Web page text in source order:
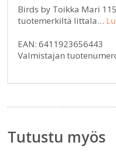
Birds by Toikka Mari
tuotemerkiltä Iittala…
EAN: 6411923656443
Valmistajan
Tutustu myös